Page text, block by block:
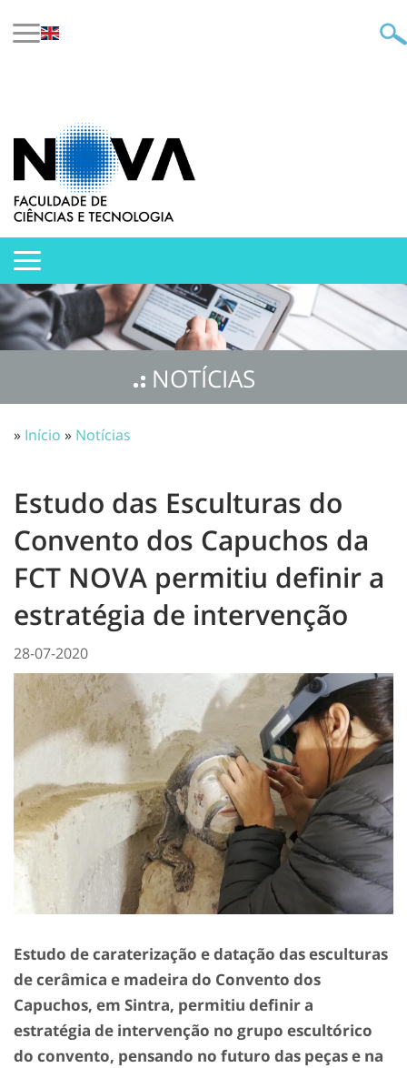
NOTÍCIAS
» Início » Notícias
Estudo das Esculturas do
Convento dos Capuchos da
FCT NOVA permitiu definir a
estratégia de intervenção
28-07-2020
Estudo de caraterização e datação das esculturas
de cerâmica e madeira do Convento dos
Capuchos, em Sintra, permitiu definir a
estratégia de intervenção no grupo escultórico
do convento, pensando no futuro das peças e na